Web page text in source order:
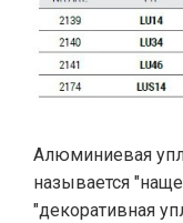
Алюминиевая
называется
"декоративная